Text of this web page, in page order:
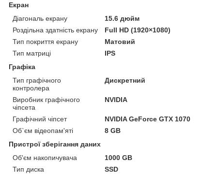
Екран
Діагональ екрану
15.6 дюйм
Роздільна здатність екрану
Full HD (1920×1080)
Тип покриття екрану
Матовий
Тип матриці
IPS
Графіка
Тип графічного
контролера
Дискретний
Виробник графічного
чіпсета
NVIDIA
Графічний чіпсет
NVIDIA GeForce GTX 1070
Об`єм відеопам'яті
8 GB
Пристрої зберігання даних
Об'єм накопичувача
1000 GB
Тип диска
SSD